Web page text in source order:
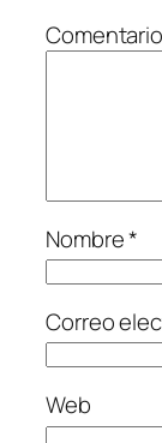
Comentario
Nombre*
Correo
Web